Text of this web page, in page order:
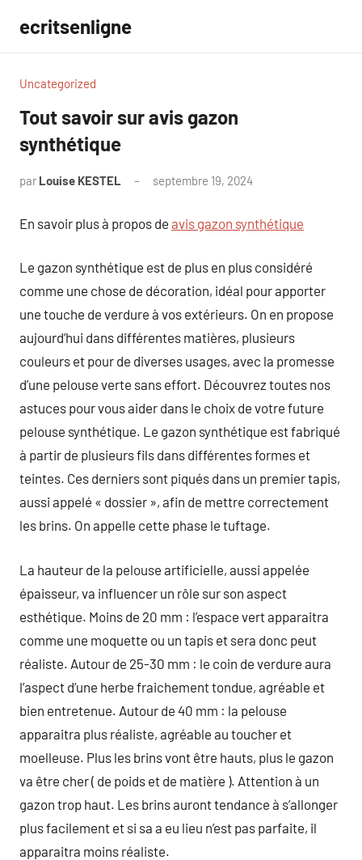
contenu
ecritsenligne
Uncategorized
Tout savoir sur avis gazon
synthétique
par Louise KESTEL septembre 19, 2024
En savoir plus à propos de avis gazon synthétique
Le gazon synthétique est de plus en plus considéré
comme une chose de décoration, idéal pour apporter
une touche de verdure à vos extérieurs. On en propose
aujourd’hui dans différentes matières, plusieurs
couleurs et pour de diverses usages, avec la promesse
d’une pelouse verte sans effort. Découvrez toutes nos
astuces pour vous aider dans le choix de votre future
pelouse synthétique. Le gazon synthétique est fabriqué
à partir de plusieurs fils dans différentes formes et
teintes. Ces derniers sont piqués dans un premier tapis,
aussi appelé « dossier », afin de mettre correctement
les brins. On appelle cette phase le tuftage.
La hauteur de la pelouse artificielle, aussi appelée
épaisseur, va influencer un rôle sur son aspect
esthétique. Moins de 20 mm : l’espace vert apparaitra
comme une moquette ou un tapis et sera donc peut
réaliste. Autour de 25-30 mm : le coin de verdure aura
l’aspect d’une herbe fraichement tondue, agréable et
bien entretenue. Autour de 40 mm : la pelouse
apparaitra plus réaliste, agréable au toucher et
moelleuse. Plus les brins vont être hauts, plus le gazon
va être cher ( de poids et de matière ). Attention à un
gazon trop haut. Les brins auront tendance à s’allonger
plus facilement et si sa a eu lieu n’est pas parfaite, il
apparaitra moins réaliste.